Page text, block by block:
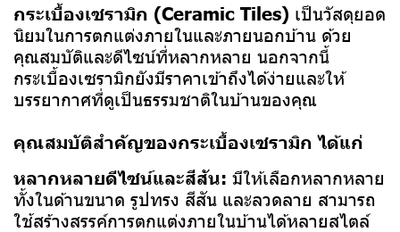
กระเบื้องเซรามิก (Ceramic Tiles) เป็นวัสดุยอด
นิยมในการตกแต่งภายในและภายนอกบ้าน ด้วย
คุณสมบัติและดีไซน์ที่หลากหลาย นอกจากนี้
กระเบื้องเซรามิกยังมีราคาเข้าถึงได้ง่ายและให้
บรรยากาศที่ดูเป็นธรรมชาติในบ้านของคุณ
คุณสมบัติสำคัญของกระเบื้องเซรามิก ได้แก่
หลากหลายดีไซน์และสีสัน: มีให้เลือกหลากหลาย
ทั้งในด้านขนาด รูปทรง สีสัน และลวดลาย สามารถ
ใช้สร้างสรรค์การตกแต่งภายในบ้านได้หลายสไตล์